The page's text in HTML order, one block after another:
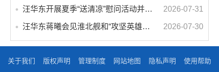
汪华东开展夏季“送清凉”慰问活动并调研专门教育工作 落实落细防暑降温措施 用心用情关爱一线职工 2026-07-31
汪华东蒋曦会见淮北舰和“攻坚英雄连”官兵代表 2026-07-30
关于我们 版权声明 管理制度 网站地图 隐私声明 使用帮助